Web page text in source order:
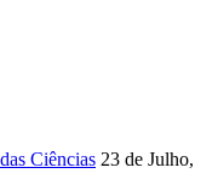
Ciências 23 de Julho,